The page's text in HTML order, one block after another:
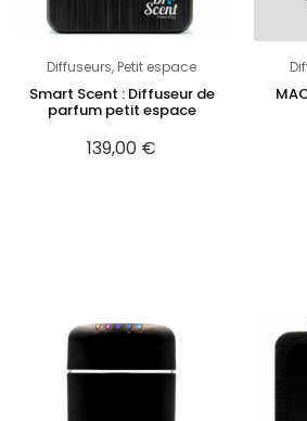
Diffuseurs, Petit espace
Smart Scent : Diffuseur de
parfum petit espace
139,00 €